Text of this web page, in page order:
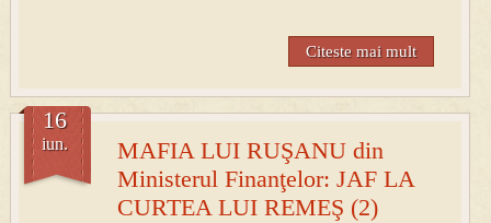
Citeste mai mult
MAFIA LUI RUŞANU din
Ministerul Finanţelor: JAF LA
CURTEA LUI REMEŞ (2)
16
iun.